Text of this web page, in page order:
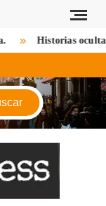
Historias ocultas